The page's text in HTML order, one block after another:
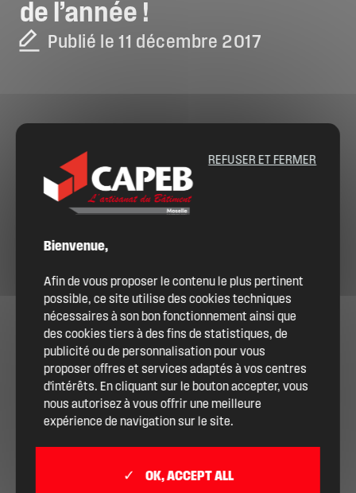
de l’année !
Publié le 11 décembre 2017
Bienvenue,
Afin de vous proposer le contenu le plus pertinent
possible, ce site utilise des cookies techniques
nécessaires à son bon fonctionnement ainsi que
des cookies tiers à des fins de statistiques, de
publicité ou de personnalisation pour vous
proposer offres et services adaptés à vos centres
d'intérêts. En cliquant sur le bouton accepter, vous
nous autorisez à vous offrir une meilleure
expérience de navigation sur le site.
OK, ACCEPT ALL
REFUSER ET FERMER